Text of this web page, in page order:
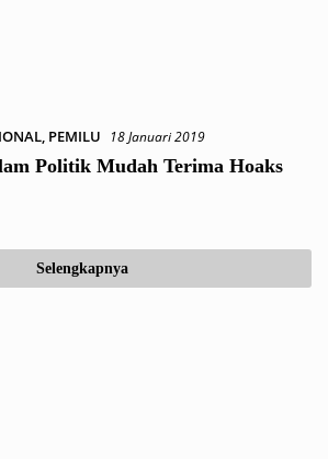
, PEMILU 18 Januari 2019
Politik Mudah Terima Hoaks
Selengkapnya